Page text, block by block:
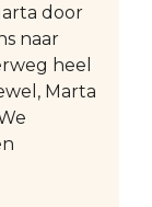
door
naar
heel
Marta